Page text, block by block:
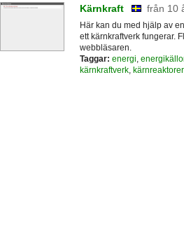
Kärnkraft från 10
Här kan du med hjälp av
ett kärnkraftverk fungerar.
webbläsaren.
Taggar: energi
kärnkraftverk, kärnreaktorer